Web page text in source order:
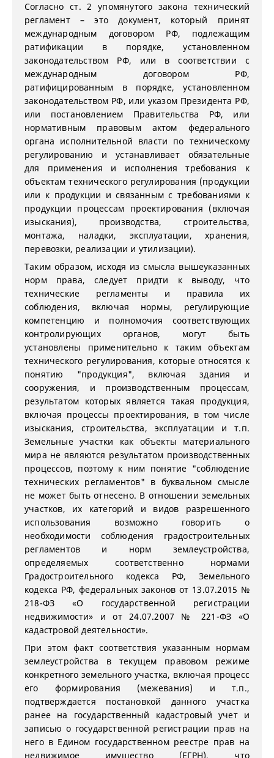
Согласно ст. 2 упомянутого закона технический
регламент – это документ, который принят
международным договором РФ, подлежащим
ратификации в порядке, установленном
законодательством РФ, или в соответствии с
международным договором РФ,
ратифицированным в порядке, установленном
законодательством РФ, или указом Президента РФ,
или постановлением Правительства РФ, или
нормативным правовым актом федерального
органа исполнительной власти по техническому
регулированию и устанавливает обязательные
для применения и исполнения требования к
объектам технического регулирования (продукции
или к продукции и связанным с требованиями к
продукции процессам проектирования (включая
изыскания), производства, строительства,
монтажа, наладки, эксплуатации, хранения,
перевозки, реализации и утилизации).
Таким образом, исходя из смысла вышеуказанных
норм права, следует придти к выводу, что
технические регламенты и правила их
соблюдения, включая нормы, регулирующие
компетенцию и полномочия соответствующих
контролирующих органов, могут быть
установлены применительно к таким объектам
технического регулирования, которые относятся к
понятию "продукция", включая здания и
сооружения, и производственным процессам,
результатом которых является такая продукция,
включая процессы проектирования, в том числе
изыскания, строительства, эксплуатации и т.п.
Земельные участки как объекты материального
мира не являются результатом производственных
процессов, поэтому к ним понятие "соблюдение
технических регламентов" в буквальном смысле
не может быть отнесено. В отношении земельных
участков, их категорий и видов разрешенного
использования возможно говорить о
необходимости соблюдения градостроительных
регламентов и норм землеустройства,
определяемых соответственно нормами
Градостроительного кодекса РФ, Земельного
кодекса РФ, федеральных законов от 13.07.2015 №
218-ФЗ «О государственной регистрации
недвижимости» и от 24.07.2007 № 221-ФЗ «О
кадастровой деятельности».
При этом факт соответствия указанным нормам
землеустройства в текущем правовом режиме
конкретного земельного участка, включая процесс
его формирования (межевания) и т.п.,
подтверждается постановкой данного участка
ранее на государственный кадастровый учет и
записью о государственной регистрации прав на
него в Едином государственном реестре прав на
недвижимое имущество (ЕГРН), что